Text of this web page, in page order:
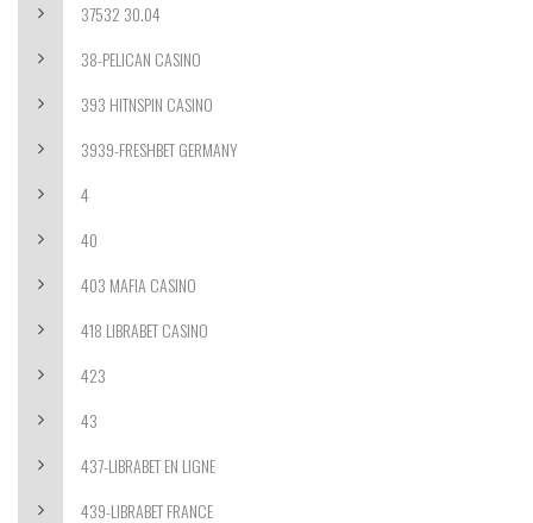
37532 30.04
38-PELICAN CASINO
393 HITNSPIN CASINO
3939-FRESHBET GERMANY
4
40
403 MAFIA CASINO
418 LIBRABET CASINO
423
43
437-LIBRABET EN LIGNE
439-LIBRABET FRANCE